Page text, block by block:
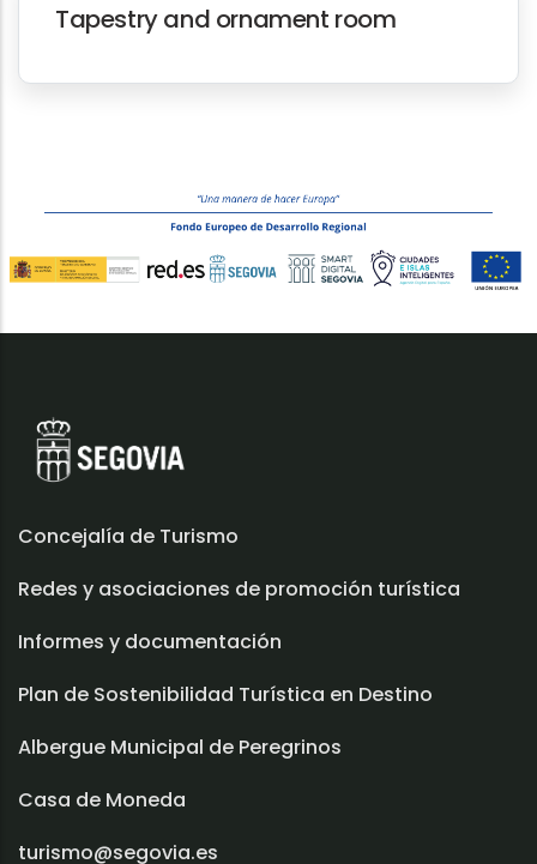
Tapestry and ornament room
Concejalía de Turismo
Redes y asociaciones de promoción turística
Informes y documentación
Plan de Sostenibilidad Turística en Destino
Albergue Municipal de Peregrinos
Casa de Moneda
turismo@segovia.es